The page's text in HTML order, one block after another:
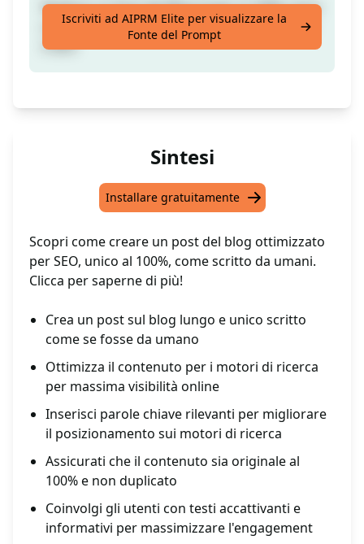
Realizza un Post del Blog lungo al 100% unico
e scritto come da un umano, ottimizzato per
il SEO
Iscriviti ad AIPRM Elite per visualizzare la
Fonte del Prompt
Sintesi
Installare gratuitamente
Scopri come creare un post del blog ottimizzato
per SEO, unico al 100%, come scritto da umani.
Clicca per saperne di più!
Crea un post sul blog lungo e unico scritto
come se fosse da umano
Ottimizza il contenuto per i motori di ricerca
per massima visibilità online
Inserisci parole chiave rilevanti per migliorare
il posizionamento sui motori di ricerca
Assicurati che il contenuto sia originale al
100% e non duplicato
Coinvolgi gli utenti con testi accattivanti e
informativi per massimizzare l'engagement